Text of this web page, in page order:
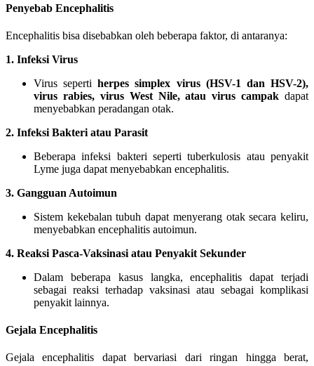
Penyebab Encephalitis
Encephalitis bisa disebabkan oleh beberapa faktor, di antaranya:
1. Infeksi Virus
Virus sepertiherpes simplex virus (HSV-1 dan HSV-2),
virus rabies, virus West Nile, atau virus campak dapat
menyebabkan peradangan otak.
2. Infeksi Bakteri atau Parasit
Beberapa infeksi bakteri seperti tuberkulosis atau penyakit
Lyme juga dapat menyebabkan encephalitis.
3. Gangguan Autoimun
Sistem kekebalan tubuh dapat menyerang otak secara keliru,
menyebabkan encephalitis autoimun.
4. Reaksi Pasca-Vaksinasi atau Penyakit Sekunder
Dalam beberapa kasus langka, encephalitis dapat terjadi
sebagai reaksi terhadap vaksinasi atau sebagai komplikasi
penyakit lainnya.
Gejala Encephalitis
Gejala encephalitis dapat bervariasi dari ringan hingga berat,